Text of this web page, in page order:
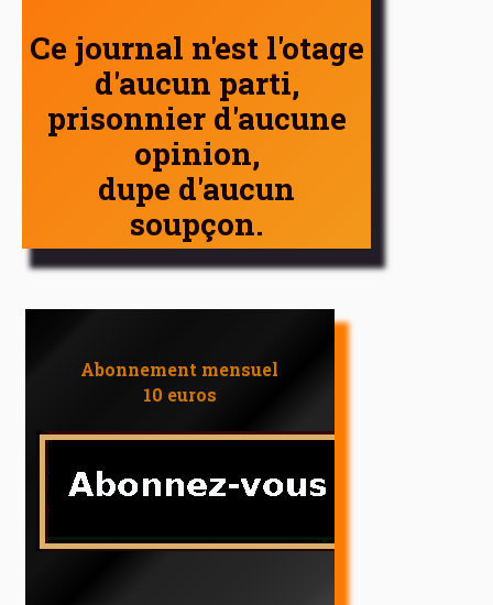
Ce journal n'est l'otage
d'aucun parti,
prisonnier d'aucune
opinion,
dupe d'aucun
soupçon.
Abonnement mensuel
10 euros